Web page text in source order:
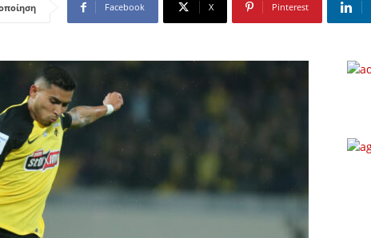
Facebook X Pinterest